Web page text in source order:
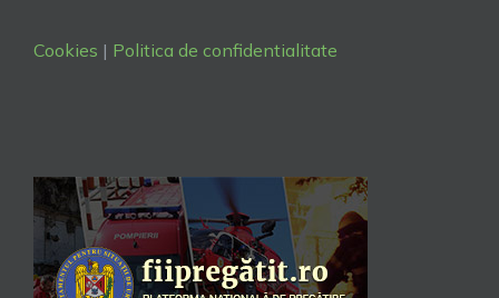
Cookies | Politica de confidentialitate